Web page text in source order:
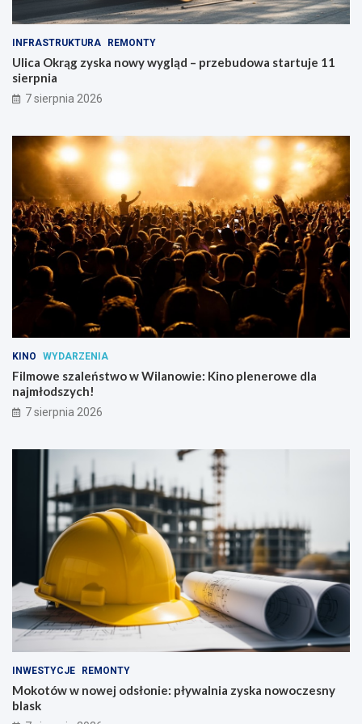
u
n
P
r
a
e
ł
u
d
n
t
u
e
1
1
e
i
a
INFRASTRUKTURA REMONTY
Ulica Okrąg zyska nowy wygląd – przebudowa startuje 11
sierpnia
7 sierpnia 2026
KINO WYDARZENIA
Filmowe szaleństwo w Wilanowie: Kino plenerowe dla
najmłodszych!
7 sierpnia 2026
INWESTYCJE REMONTY
Mokotów w nowej odsłonie: pływalnia zyska nowoczesny
blask